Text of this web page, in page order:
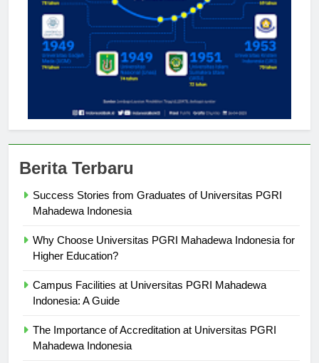
Berita Terbaru
Success Stories from Graduates of Universitas PGRI
Mahadewa Indonesia
Why Choose Universitas PGRI Mahadewa Indonesia for
Higher Education?
Campus Facilities at Universitas PGRI Mahadewa
Indonesia: A Guide
The Importance of Accreditation at Universitas PGRI
Mahadewa Indonesia